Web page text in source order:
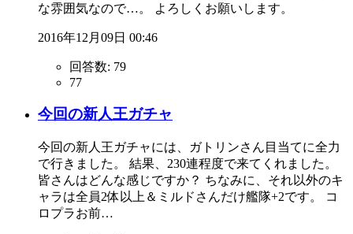
な雰囲気なので…。 よろしくお願いします。
2016年12月09日 00:46
回答数: 79
77
今回の新人王ガチャ
今回の新人王ガチャには、ガトリンさん目当てに全力
で行きました。 結果、230連程度で来てくれました。
皆さんはどんな感じですか？ ちなみに、それ以外のキ
ャラは全員2体以上＆ミルドさんだけ艦隊+2です。 コ
ロプラお前…